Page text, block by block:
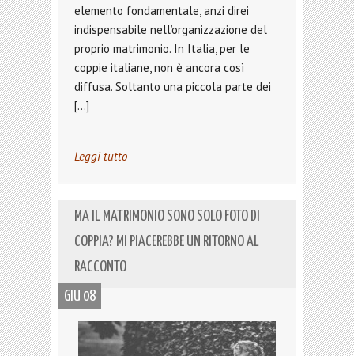
elemento fondamentale, anzi direi
indispensabile nell’organizzazione del
proprio matrimonio. In Italia, per le
coppie italiane, non è ancora così
diffusa. Soltanto una piccola parte dei
[…]
Leggi tutto
MA IL MATRIMONIO SONO SOLO FOTO DI
COPPIA? MI PIACEREBBE UN RITORNO AL
RACCONTO
GIU 08